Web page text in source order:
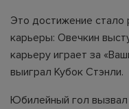
Это достижение стало
карьеры: Овечкин
карьеру играет за
выиграл Кубок Стэнли.
Юбилейный гол